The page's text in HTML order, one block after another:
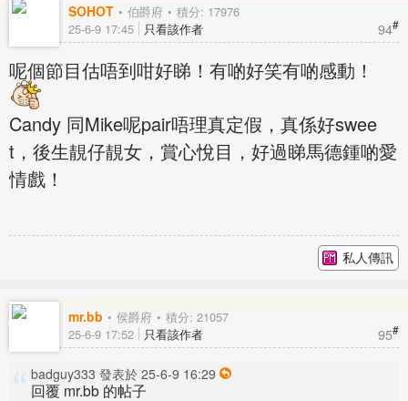
SOHOT 伯爵府 積分: 17976
94#
25-6-9 17:45 只看該作者
呢個節目估唔到咁好睇！有啲好笑有啲感動！
Candy 同Mike呢pair唔理真定假，真係好swee
t，後生靚仔靚女，賞心悅目，好過睇馬德鍾啲愛
情戲！
私人傳訊
mr.bb 侯爵府 積分: 21057
95#
25-6-9 17:52 只看該作者
badguy333 發表於 25-6-9 16:29
回覆 mr.bb 的帖子